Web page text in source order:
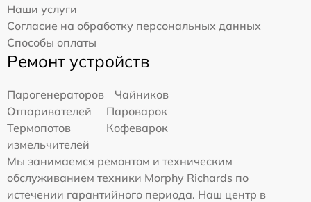
Наши услуги
Согласие на обработку персональных данных
Способы оплаты
Ремонт устройств
Парогенераторов
Чайников
Отпаривателей
Пароварок
Термопотов
Кофеварок
измельчителей
Мы занимаемся ремонтом и техническим
обслуживанием техники Morphy Richards по
истечении гарантийного периода. Наш центр в